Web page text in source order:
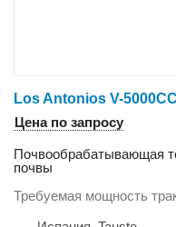
Los Antonios V-
Цена по запросу
Почвообрабатывающая
почвы
Требуемая мощность